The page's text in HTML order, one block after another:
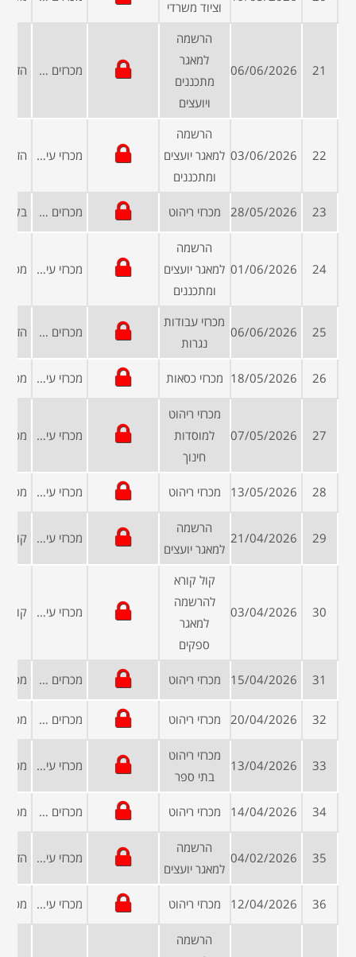
וציוד משרדי
21
06/06/2026
הרשמה
למאגר
מתכננים
ויועצים
מכרזים פומביים
22
03/06/2026
הרשמה
למאגר יועצים
ומתכננים
מכרזי עיריות ומועצות
23
28/05/2026 מכרזי ריהוט מכרזים פומביים
24
01/06/2026
הרשמה
למאגר יועצים
ומתכננים
מכרזי עיריות ומועצות
25
06/06/2026
מכרזי עבודות
נגרות
מכרזים פומביים
26
18/05/2026 מכרזי כסאות מכרזי עיריות ומועצות
27
07/05/2026
מכרזי ריהוט
למוסדות
חינוך
מכרזי עיריות ומועצות
28
13/05/2026 מכרזי ריהוט מכרזי עיריות ומועצות
29
21/04/2026
הרשמה
למאגר יועצים
מכרזי עיריות ומועצות
30
03/04/2026
קול קורא
להרשמה
למאגר
ספקים
מכרזי עיריות ומועצות
31
15/04/2026 מכרזי ריהוט מכרזים פומביים
32
20/04/2026 מכרזי ריהוט מכרזים פומביים
33
13/04/2026
מכרזי ריהוט
בתי ספר
מכרזי עיריות ומועצות
34
14/04/2026 מכרזי ריהוט מכרזים פומביים
35
04/02/2026
הרשמה
למאגר יועצים
מכרזי עיריות ומועצות
36
12/04/2026 מכרזי ריהוט מכרזי עיריות ומועצות
הרשמה